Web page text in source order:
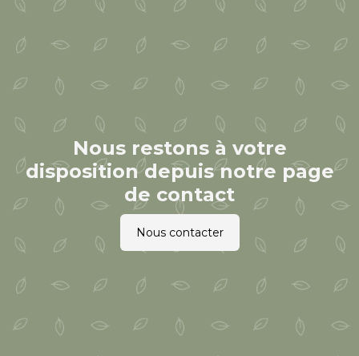
Nous restons à votre
disposition depuis notre page
de contact
Nous contacter